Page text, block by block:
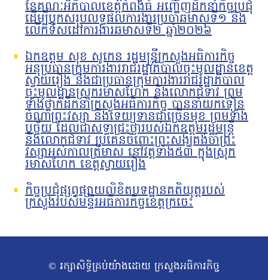
នៃគណៈអភិបាលខេត្តកំពង់ធំ អញ្ជើញដឹកនាំកិច្ចប្រជុំ
ដើម្បីបូកសរុបលទ្ធផលការងារប្រចាំឆមាសទី១ និង
លើកទិសដៅការងារឆមាសទី២ ឆ្នាំ២០២៦
ឯកឧត្តម សុខ សូកេន រដ្ឋមន្រ្តីក្រសួងអធិការកិច្ច
អនុប្រធានក្រុមការងាររាជរដ្ឋាភិបាលចុះមូលដ្ឋានខេត្ត
ស្វាយរៀង និងជាប្រធានក្រុមការងាររាជរដ្ឋាភិបាល
ចុះមូលដ្ឋានស្រុករមាសហែក និងលោកជំទាវ ព្រម
ទាំងថ្នាក់ដឹកនាំក្រសួងអធិការកិច្ច បាននាំយកទៀន
ចំណាំព្រះវស្សា និងទេយ្យទានជាច្រើនមុខ ព្រមទាំង
បច្ច័យ ដែលជាសទ្ធាជ្រះថ្លារបស់ឯកឧត្តមរដ្ឋមន្រ្តី
និងលោកជំទាវ ប្រគេនចំពោះព្រះសង្ឃគង់ចាំព្រះ
វស្សាអស់កាលត្រីមាស នៅវត្តទាំង៥៣ ក្នុងស្រុក
រមាសហែក ខេត្តស្វាយរៀង
កិច្ចប្រជុំផ្សព្វផ្សាយលិខិតបទដ្ឋានគតិយុត្តរបស់
ក្រសួងរបស់មន្ទីរអធិការកិច្ចខេត្តក្រចេះ
© រក្សាសិទ្ធិគ្រប់យ៉ាងដោយ ក្រសួងអធិការកិច្ច